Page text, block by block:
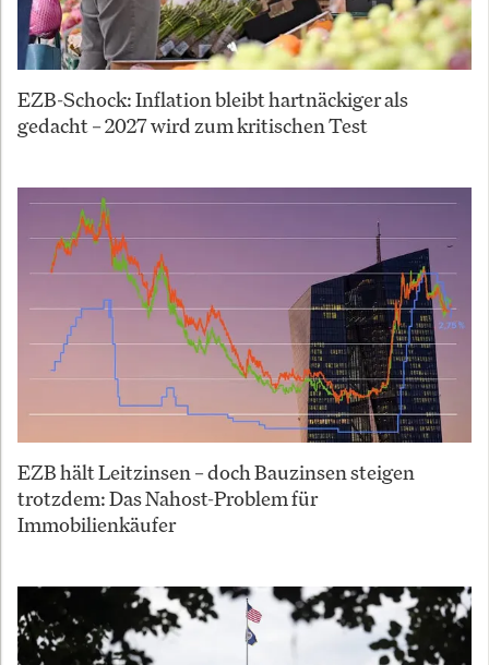
EZB-Schock: Inflation bleibt hartnäckiger als
gedacht – 2027 wird zum kritischen Test
EZB hält Leitzinsen – doch Bauzinsen steigen
trotzdem: Das Nahost-Problem für
Immobilienkäufer